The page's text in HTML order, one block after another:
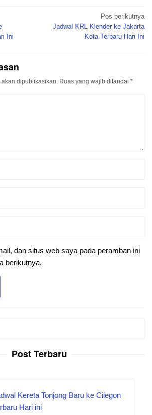
Ini
Pos berikutnya
Jadwal KRL Klender ke Jakarta
Kota Terbaru Hari Ini
akan dipublikasikan. Ruas yang wajib ditandai *
dan situs web saya pada peramban ini
berikutnya.
Post Terbaru
Kereta Tonjong Baru ke Cilegon
Hari ini